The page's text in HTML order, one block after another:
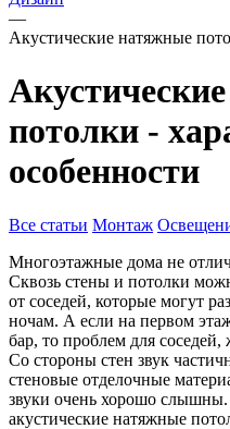
—
Акустические натяжные
потолки -
особенности
Все статьи Монтаж
Многоэтажные дома не
Сквозь стены и потолки
от соседей, которые могут
ночам. А если на первом
бар, то проблем для
Со стороны стен звук
стеновые отделочные
звуки очень хорошо
акустические натяжные